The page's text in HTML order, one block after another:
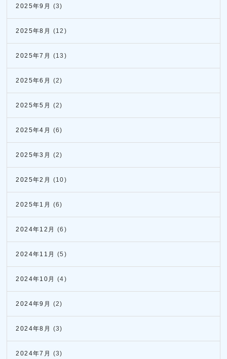
2025年9月 (3)
2025年8月 (12)
2025年7月 (13)
2025年6月 (2)
2025年5月 (2)
2025年4月 (6)
2025年3月 (2)
2025年2月 (10)
2025年1月 (6)
2024年12月 (6)
2024年11月 (5)
2024年10月 (4)
2024年9月 (2)
2024年8月 (3)
2024年7月 (3)